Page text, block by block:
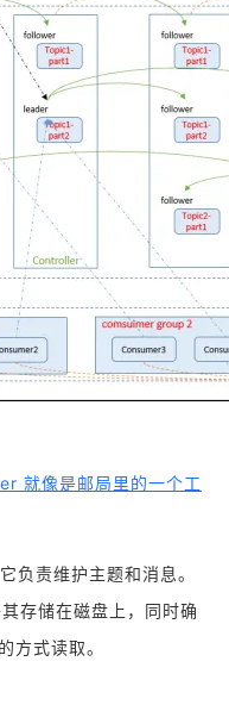
就像是邮局里的一个工
负责维护主题和消息。
存储在磁盘上，同时确
方式读取。